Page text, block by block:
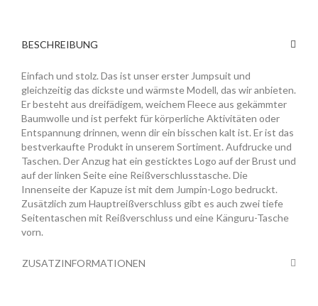
BESCHREIBUNG
Einfach und stolz. Das ist unser erster Jumpsuit und
gleichzeitig das dickste und wärmste Modell, das wir anbieten.
Er besteht aus dreifädigem, weichem Fleece aus gekämmter
Baumwolle und ist perfekt für körperliche Aktivitäten oder
Entspannung drinnen, wenn dir ein bisschen kalt ist. Er ist das
bestverkaufte Produkt in unserem Sortiment. Aufdrucke und
Taschen. Der Anzug hat ein gesticktes Logo auf der Brust und
auf der linken Seite eine Reißverschlusstasche. Die
Innenseite der Kapuze ist mit dem Jumpin-Logo bedruckt.
Zusätzlich zum Hauptreißverschluss gibt es auch zwei tiefe
Seitentaschen mit Reißverschluss und eine Känguru-Tasche
vorn.
ZUSATZINFORMATIONEN